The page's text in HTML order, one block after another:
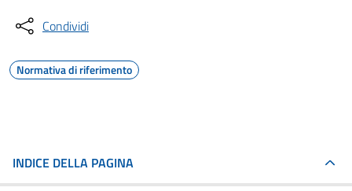
Condividi
Normativa di riferimento
INDICE DELLA PAGINA